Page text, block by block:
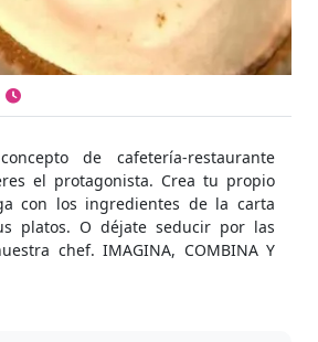
de cafetería-restaurante
el protagonista. Crea tu propio
con los ingredientes de la carta
platos. O déjate seducir por las
chef. IMAGINA, COMBINA Y